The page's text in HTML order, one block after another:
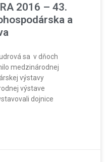
2016 – 43.
a
sa v dňoch
medzinárodnej
výstavy
výstave
dojnice